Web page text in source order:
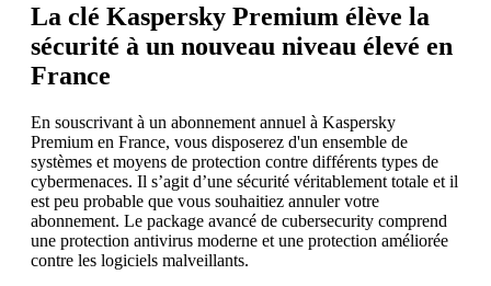
La clé Kaspersky Premium élève la
sécurité à un nouveau niveau élevé en
France
En souscrivant à un abonnement annuel à Kaspersky
Premium en France, vous disposerez d'un ensemble de
systèmes et moyens de protection contre différents types de
cybermenaces. Il s’agit d’une sécurité véritablement totale et il
est peu probable que vous souhaitiez annuler votre
abonnement. Le package avancé de cubersecurity comprend
une protection antivirus moderne et une protection améliorée
contre les logiciels malveillants.